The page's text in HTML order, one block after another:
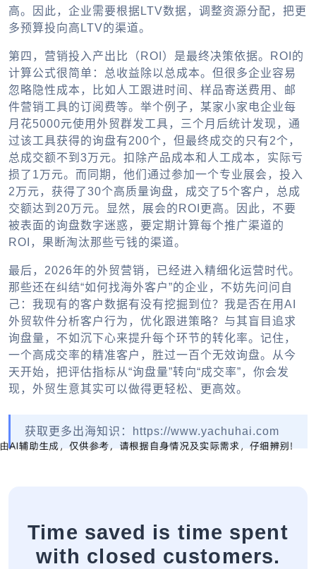
高。因此，企业需要根据LTV数据，调整资源分配，把更
多预算投向高LTV的渠道。
第四，营销投入产出比（ROI）是最终决策依据。ROI的
计算公式很简单：总收益除以总成本。但很多企业容易
忽略隐性成本，比如人工跟进时间、样品寄送费用、邮
件营销工具的订阅费等。举个例子，某家小家电企业每
月花5000元使用外贸群发工具，三个月后统计发现，通
过该工具获得的询盘有200个，但最终成交的只有2个，
总成交额不到3万元。扣除产品成本和人工成本，实际亏
损了1万元。而同期，他们通过参加一个专业展会，投入
2万元，获得了30个高质量询盘，成交了5个客户，总成
交额达到20万元。显然，展会的ROI更高。因此，不要
被表面的询盘数字迷惑，要定期计算每个推广渠道的
ROI，果断淘汰那些亏钱的渠道。
最后，2026年的外贸营销，已经进入精细化运营时代。
那些还在纠结“如何找海外客户”的企业，不妨先问问自
己：我现有的客户数据有没有挖掘到位？我是否在用AI
外贸软件分析客户行为，优化跟进策略？与其盲目追求
询盘量，不如沉下心来提升每个环节的转化率。记住，
一个高成交率的精准客户，胜过一百个无效询盘。从今
天开始，把评估指标从“询盘量”转向“成交率”，你会发
现，外贸生意其实可以做得更轻松、更高效。
获取更多出海知识：https://www.yachuhai.com
Time saved is time spent
with closed customers.